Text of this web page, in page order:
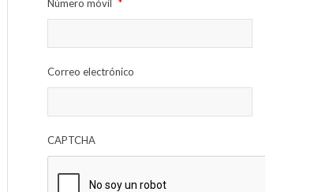
Número móvil *
Correo electrónico
CAPTCHA